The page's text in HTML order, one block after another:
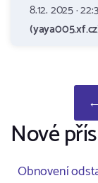
8.12. 2025 ·
Nové
Obnovení